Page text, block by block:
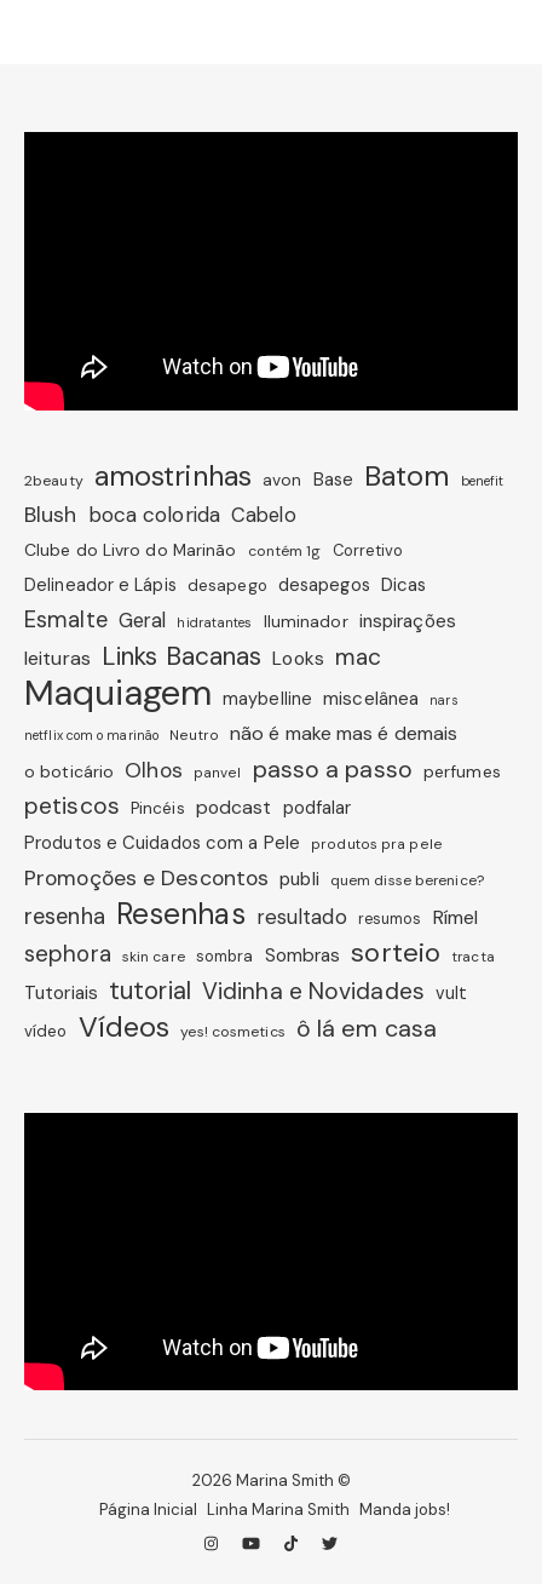
2beauty amostrinhas avon Base Batom benefit
Blush boca colorida Cabelo
Clube do Livro do Marinão contém 1g Corretivo
Delineador e Lápis desapego desapegos Dicas
Esmalte Geral hidratantes Iluminador inspirações
leituras Links Bacanas Looks mac
Maquiagem maybelline miscelânea nars
netflix com o marinão Neutro não é make mas é demais
o boticário Olhos panvel passo a passo perfumes
petiscos Pincéis podcast podfalar
Produtos e Cuidados com a Pele
produtos pra pele
Promoções e Descontos publi quem disse berenice?
resenha Resenhas resultado resumos Rímel
sephora skin care sombra Sombras sorteio tracta
Tutoriais tutorial Vidinha e Novidades vult
vídeo Vídeos yes! cosmetics ô lá em casa
2026 Marina Smith ©
Página Inicial Linha Marina Smith Manda jobs!